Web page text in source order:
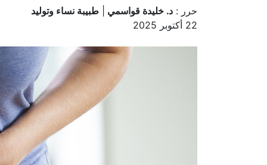
حرر : د. خليدة قواسمي
طبيبة نساء وتوليد
22 أكتوبر 2025